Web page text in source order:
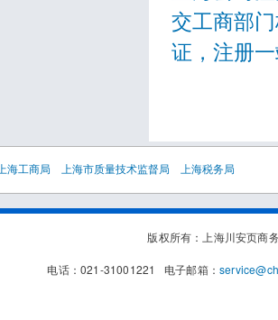
交工商部
证，注册
上海工商局 上海市质量技术监督局 上海税务局
版权所有：上海川安页
电话：021-31001221 电子邮箱：